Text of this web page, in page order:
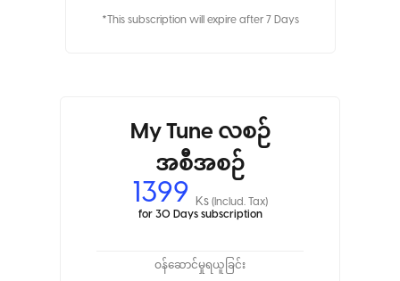
*This subscription will expire after 7 Days
My Tune လစဉ်
အစီအစဉ်
1399 Ks (Includ. Tax)
for 30 Days subscription
ဝန်ဆောင်မှုရယူခြင်း